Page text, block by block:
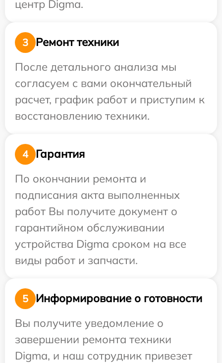
центр Digma.
3
Ремонт техники
После детального анализа мы
согласуем с вами окончательный
расчет, график работ и приступим к
восстановлению техники.
4
Гарантия
По окончании ремонта и
подписания акта выполненных
работ Вы получите документ о
гарантийном обслуживании
устройства Digma сроком на все
виды работ и запчасти.
5
Информирование о готовности
Вы получите уведомление о
завершении ремонта техники
Digma, и наш сотрудник привезет